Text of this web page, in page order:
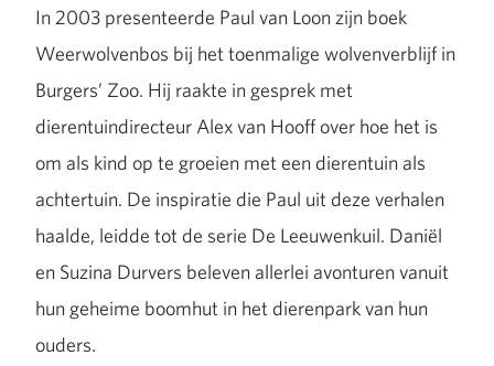
In 2003 presenteerde Paul van Loon zijn boek
Weerwolvenbos bij het toenmalige wolvenverblijf in
Burgers’ Zoo. Hij raakte in gesprek met
dierentuindirecteur Alex van Hooff over hoe het is
om als kind op te groeien met een dierentuin als
achtertuin. De inspiratie die Paul uit deze verhalen
haalde, leidde tot de serie De Leeuwenkuil. Daniël
en Suzina Durvers beleven allerlei avonturen vanuit
hun geheime boomhut in het dierenpark van hun
ouders.